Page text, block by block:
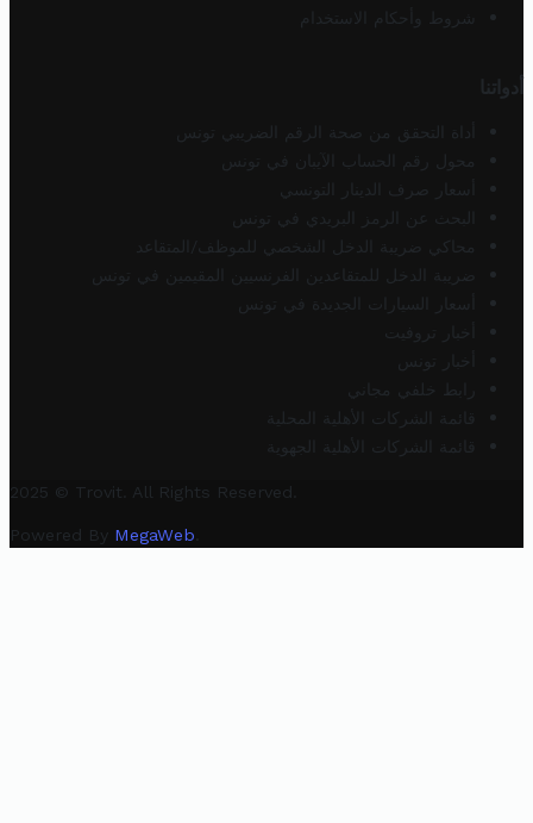
شروط وأحكام الاستخدام
أدواتنا
أداة التحقق من صحة الرقم الضريبي تونس
محول رقم الحساب الآيبان في تونس
أسعار صرف الدينار التونسي
البحث عن الرمز البريدي في تونس
محاكي ضريبة الدخل الشخصي للموظف/المتقاعد
ضريبة الدخل للمتقاعدين الفرنسيين المقيمين في تونس
أسعار السيارات الجديدة في تونس
أخبار تروفيت
أخبار تونس
رابط خلفي مجاني
قائمة الشركات الأهلية المحلية
قائمة الشركات الأهلية الجهوية
2025 © Trovit. All Rights Reserved.
Powered By MegaWeb